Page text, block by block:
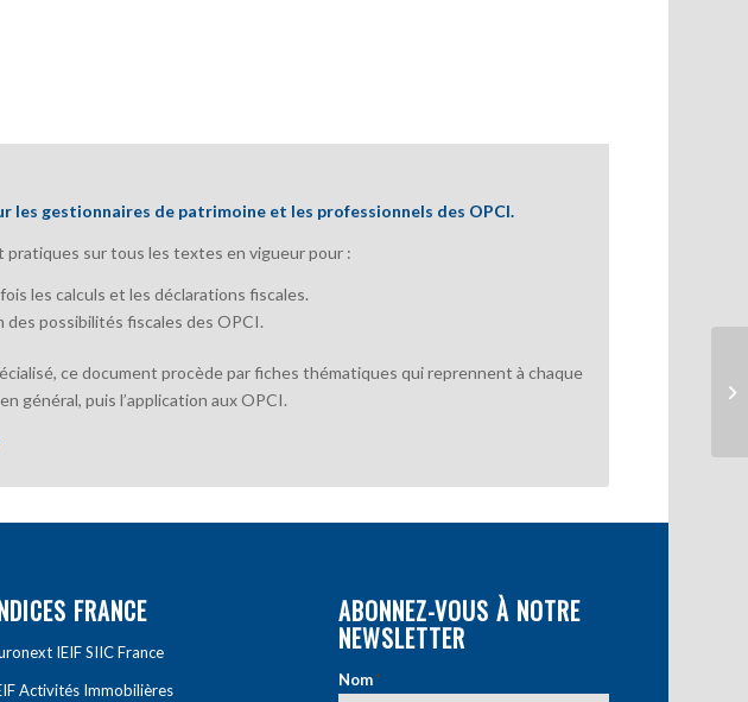
les gestionnaires de patrimoine et les professionnels des OPCI.
pratiques sur tous les textes en vigueur pour :
les calculs et les déclarations fiscales.
des possibilités fiscales des OPCI.
ce document procède par fiches thématiques qui reprennent à chaque
général, puis l’application aux OPCI.
FRANCE
IEIF SIIC France
Activités Immobilières
ABONNEZ-VOUS À NOTRE
NEWSLETTER
Nom*